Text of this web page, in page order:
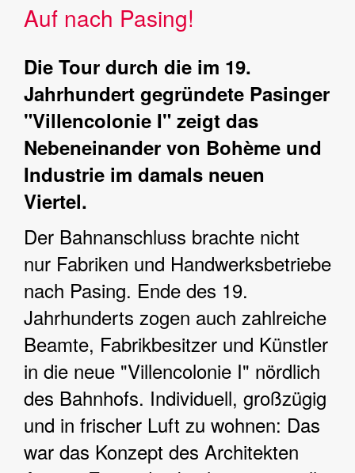
Auf nach Pasing!
Die Tour durch die im 19.
Jahrhundert gegründete Pasinger
"Villencolonie I" zeigt das
Nebeneinander von Bohème und
Industrie im damals neuen
Viertel.
Der Bahnanschluss brachte nicht
nur Fabriken und Handwerksbetriebe
nach Pasing. Ende des 19.
Jahrhunderts zogen auch zahlreiche
Beamte, Fabrikbesitzer und Künstler
in die neue "Villencolonie I" nördlich
des Bahnhofs. Individuell, großzügig
und in frischer Luft zu wohnen: Das
war das Konzept des Architekten